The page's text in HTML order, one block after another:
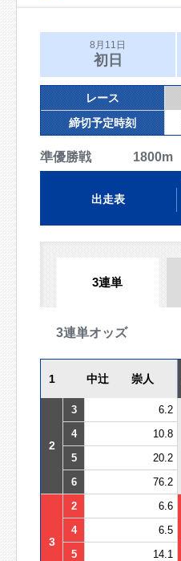
8月11日
初日
レース
締切予定時刻
準優勝戦 1800m
出走表
3連単
3連単オッズ
1 中辻 崇人
2
3 6.2
4
10.8
5
20.2
6
76.2
3
2 6.6
4
6.5
5
14.1